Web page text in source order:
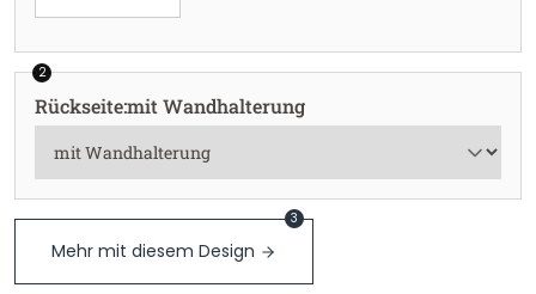
2
Rückseite:mit Wandhalterung
Mehr mit diesem Design
3